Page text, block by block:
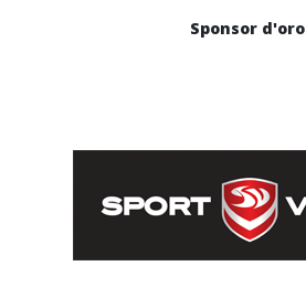
Sponsor d'oro